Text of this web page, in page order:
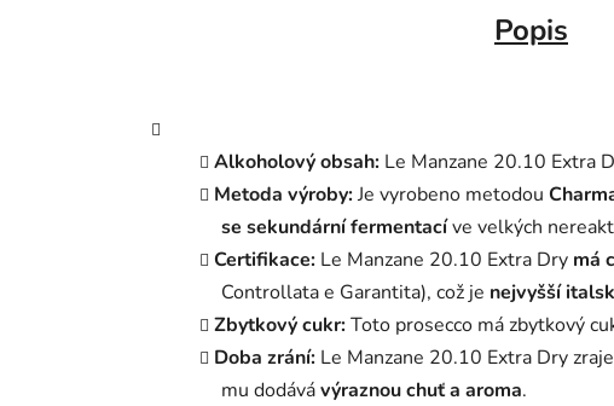
Popis
Alkoholový obsah: Le Manzane 20.10 Extra
Metoda výroby:Je vyrobeno metodou
se sekundární fermentacíve velkých
Certifikace: Le Manzane 20.10 Extra Dry má
Controllata e Garantita), což je nejvyšší
Zbytkový cukr:Toto prosecco má zbytkový
Doba zrání: Le Manzane 20.10 Extra Dry zraje
mu dodávávýraznou chuť a aroma.